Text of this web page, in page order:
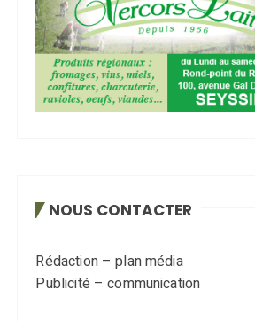
NOUS CONTACTER
Rédaction – plan média
Publicité – communication